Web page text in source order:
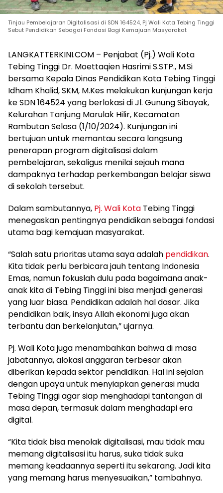
Tinjau Pembelajaran Digitalisasi di SDN 164524, Pj Wali Kota Tebing Tinggi
Sebut Pendidikan Sebagai Fondasi Bagi Kemajuan Masyarakat
LANGKATTERKINI.COM – Penjabat (Pj.) Wali Kota
Tebing Tinggi Dr. Moettaqien Hasrimi S.STP., M.Si
bersama Kepala Dinas Pendidikan Kota Tebing Tinggi
Idham Khalid, SKM, M.Kes melakukan kunjungan kerja
ke SDN 164524 yang berlokasi di Jl. Gunung Sibayak,
Kelurahan Tanjung Marulak Hilir, Kecamatan
Rambutan Selasa (1/10/2024). Kunjungan ini
bertujuan untuk memantau secara langsung
penerapan program digitalisasi dalam
pembelajaran, sekaligus menilai sejauh mana
dampaknya terhadap perkembangan belajar siswa
di sekolah tersebut.
Dalam sambutannya, Pj. Wali Kota Tebing Tinggi
menegaskan pentingnya pendidikan sebagai fondasi
utama bagi kemajuan masyarakat.
“Salah satu prioritas utama saya adalah pendidikan.
Kita tidak perlu berbicara jauh tentang Indonesia
Emas, namun fokuslah dulu pada bagaimana anak-
anak kita di Tebing Tinggi ini bisa menjadi generasi
yang luar biasa. Pendidikan adalah hal dasar. Jika
pendidikan baik, insya Allah ekonomi juga akan
terbantu dan berkelanjutan,” ujarnya.
Pj. Wali Kota juga menambahkan bahwa di masa
jabatannya, alokasi anggaran terbesar akan
diberikan kepada sektor pendidikan. Hal ini sejalan
dengan upaya untuk menyiapkan generasi muda
Tebing Tinggi agar siap menghadapi tantangan di
masa depan, termasuk dalam menghadapi era
digital.
“Kita tidak bisa menolak digitalisasi, mau tidak mau
memang digitalisasi itu harus, suka tidak suka
memang keadaannya seperti itu sekarang. Jadi kita
yang memang harus menyesuaikan,” tambahnya.